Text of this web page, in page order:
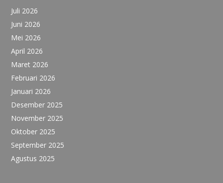
Juli 2026
Juni 2026
Mei 2026
April 2026
Maret 2026
Februari 2026
Januari 2026
Desember 2025
November 2025
Oktober 2025
September 2025
Agustus 2025